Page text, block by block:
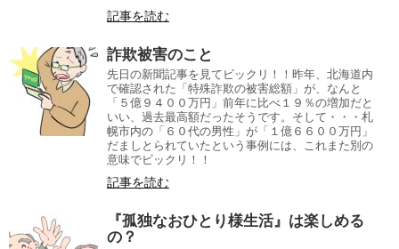
記事を読む
詐欺被害のこと
先日の新聞記事を見てビックリ！！昨年、北海道内
で確認された「特殊詐欺の被害総額」が、なんと
「５億９４００万円」前年に比べ１９％の増加だと
いい、過去最高額だったそうです。そして・・・札
幌市内の「６０代の男性」が「１億６６００万円」
だましとられていたという事例には、これまた別の
意味でビックリ！！
記事を読む
『孤独なおひとり様生活』は楽しめる
の？